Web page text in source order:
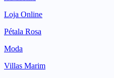
Loja Online
Pétala Rosa
Moda
Villas Marim